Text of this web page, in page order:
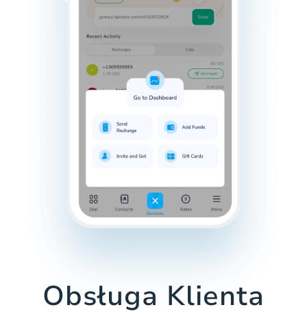
Obsługa Klienta